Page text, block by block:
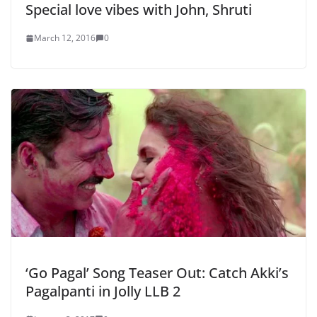
Special love vibes with John, Shruti
March 12, 2016 0
‘Go Pagal’ Song Teaser Out: Catch Akki’s
Pagalpanti in Jolly LLB 2